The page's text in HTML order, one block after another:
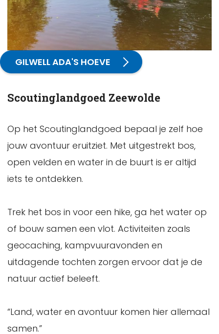
GILWELL ADA'S HOEVE
Scoutinglandgoed Zeewolde
Op het Scoutinglandgoed bepaal je zelf hoe
jouw avontuur eruitziet. Met uitgestrekt bos,
open velden en water in de buurt is er altijd
iets te ontdekken.
Trek het bos in voor een hike, ga het water op
of bouw samen een vlot. Activiteiten zoals
geocaching, kampvuuravonden en
uitdagende tochten zorgen ervoor dat je de
natuur actief beleeft.
“Land, water en avontuur komen hier allemaal
samen.”